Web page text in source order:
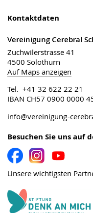
Kontaktdaten
Vereinigung Cerebral
Zuchwilerstrasse 41
4500 Solothurn
Auf Maps anzeigen
Tel. +41 32 622 22 21
IBAN CH57 0900 0000
info@vereinigung-
Besuchen Sie uns auf
Unsere wichtigsten